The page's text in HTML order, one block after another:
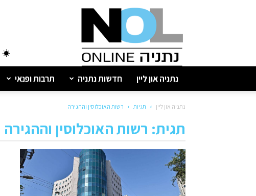
נתניה
נתניה און ליין חדשות נתניה תרבות ופנאי
נתניה און ליין תגיות רשות האוכלוסין וההגירה
תגית: רשות האוכלוסין וההגירה